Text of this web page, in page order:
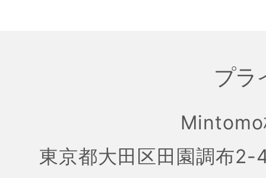
プラ
東京都大田区田園調布